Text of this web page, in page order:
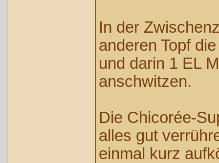
In der
anderen Topf
und darin 1 EL
anschwitzen.
Die Chicorée-
alles gut
einmal kurz